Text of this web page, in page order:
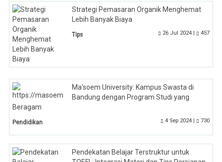
Strategi Pemasaran Organik Menghemat
Lebih Banyak Biaya
Tips 26 Jul 2024 | 457
Ma'soem University: Kampus Swasta di
Bandung dengan Program Studi yang
Beragam
Pendidikan 4 Sep 2024 | 730
Pendekatan Belajar Terstruktur untuk